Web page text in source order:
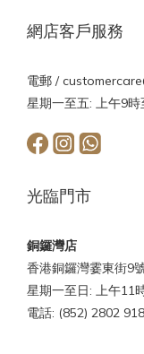
網店客戶服務
電郵 /
星期一至五: 上午9
光臨門市
銅鑼灣店
香港銅鑼灣霎東街9
星期一至日: 上午11
電話: (852) 2802